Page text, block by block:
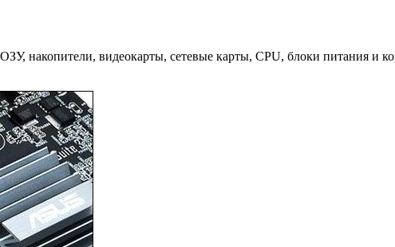
накопители, видеокарты, сетевые карты, CPU, блоки питания и